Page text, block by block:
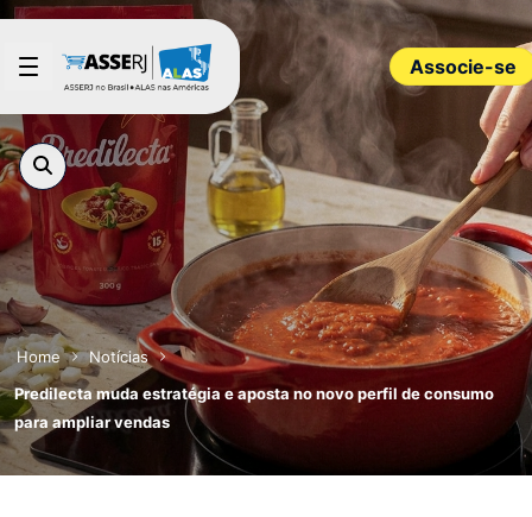
Pular para o Conteúdo principal
Associe-se
Home
Notícias
Predilecta muda estratégia e aposta no novo perfil de consumo
para ampliar vendas